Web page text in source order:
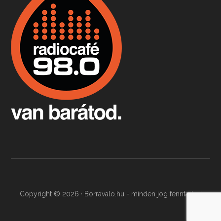
Apr 9, 2026 • 00:37:17
Fermentáljunk, a testünk meghálálja!
Apr 3, 2026 • 00:36:07
Copyright © 2026 · Borravalo.hu - minden jog fenntartva!